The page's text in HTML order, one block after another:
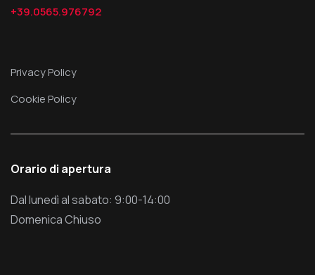
+39.0565.976792
Privacy Policy
Cookie Policy
Orario di apertura
Dal lunedì al sabato: 9:00-14:00
Domenica Chiuso